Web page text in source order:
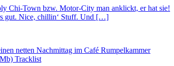
Chi-Town bzw. Motor-City man anklickt, er hat sie!
gut. Nice, chillin‘ Stuff. Und […]
netten Nachmittag im Café Rumpelkammer
Tracklist